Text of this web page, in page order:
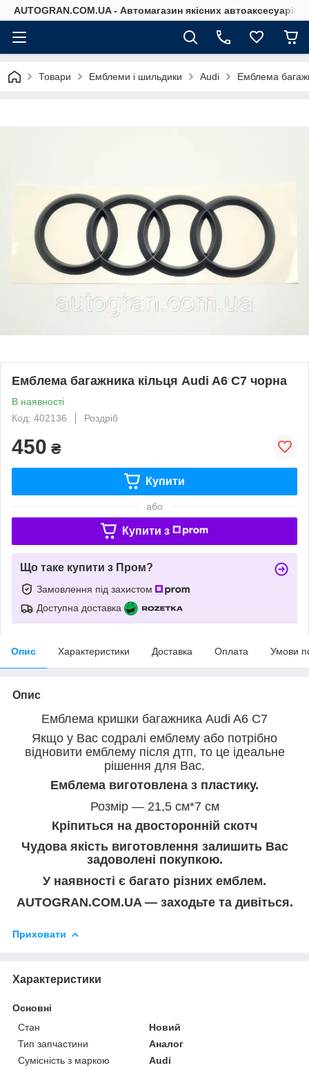
AUTOGRAN.COM.UA - Автомагазин якісних автоаксесуарів
Товари Емблеми і шильдики Audi Емблема
Емблема багажника кільця Audi A6 C7 чорна
В наявності
Код: 402136
Роздріб
450 ₴
Купити
або
Купити з
Що таке купити з Пром?
Замовлення під захистом
Доступна доставка
Опис Характеристики Доставка Оплата Умови
Опис
Емблема кришки багажника Audi A6 C7
Якщо у Вас содралі емблему або потрібно
відновити емблему після дтп, то це ідеальне
рішення для Вас.
Емблема виготовлена з пластику.
Розмір — 21,5 см*7 см
Кріпиться на двосторонній скотч
Чудова якість виготовлення залишить Вас
задоволені покупкою.
У наявності є багато різних емблем.
AUTOGRAN.COM.UA — заходьте та дивіться.
Приховати
Характеристики
Основні
Стан
Новий
Тип запчастини
Аналог
Сумісність з маркою
Audi